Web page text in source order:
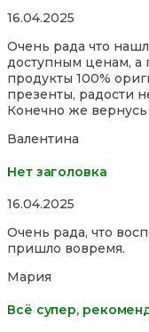
Rated
out
of
5
16.04.2025
Очень рада что
доступным ценам, а
продукты 100%
презенты, радости
Конечно же
Валентина
Нет заголовка
Rated
out
of
16.04.2025
Очень рада, что
пришло вовремя.
Мария
Всё супер,